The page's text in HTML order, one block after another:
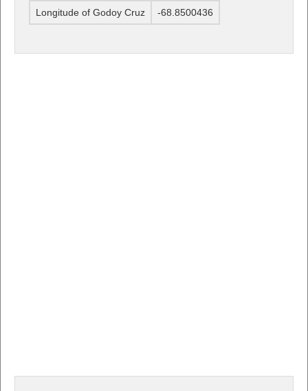
Longitude of Godoy Cruz -68.8500436